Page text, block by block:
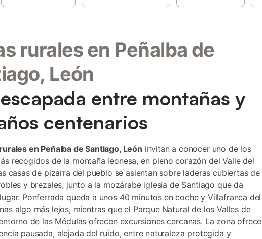
rurales en Peñalba de
León
entre montañas y
centenarios
en Peñalba de Santiago, León invitan a conocer uno de los
recogidos de la montaña leonesa, en pleno corazón del Valle del
casas de pizarra del pueblo se asientan sobre laderas cubiertas de
y brezales, junto a la mozárabe iglesia de Santiago que da
Ponferrada queda a unos 40 minutos en coche y Villafranca del
algo más lejos, mientras que el Parque Natural de los Valles de
de las Médulas ofrecen excursiones cercanas. La zona ofrece
pausada, alejada del ruido, entre naturaleza protegida y